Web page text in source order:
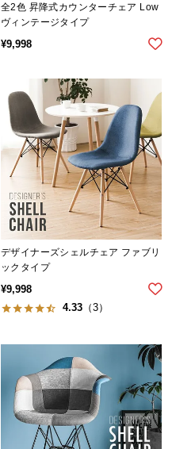
全2色 昇降式カウンターチェア Low
ヴィンテージタイプ
¥9,998
デザイナーズシェルチェア ファブリ
ックタイプ
¥9,998
4.33 （3）